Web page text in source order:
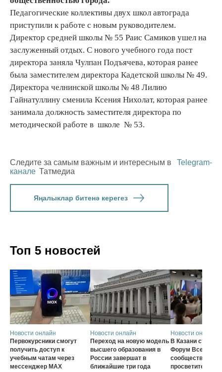
Педагогические коллективы двух школ автограда
приступили к работе с новым руководителем.
Директор средней школы № 55 Раис Самиков ушел на
заслуженный отдых. С нового учебного года пост
директора заняла Чулпан Подъячева, которая ранее
была заместителем директора Кадетской школы № 49.
Директора челнинской школы № 48 Лилию
Гайнатуллину сменила Ксения Нихолат, которая ранее
занимала должность заместителя директора по
методической работе в школе № 53.
Следите за самым важным и интересным в
Telegram-
канале Татмедиа
Яңалыклар битенә керегез
Топ 5 новостей
Новости онлайн
Первокурсники смогут
получить доступ к
учебным чатам через
мессенджер MAX
Новости онлайн
Переход на новую модель
высшего образования в
России завершат в
ближайшие три года
Новости онлайн
В Казани
Форум
сообщества
просветителей